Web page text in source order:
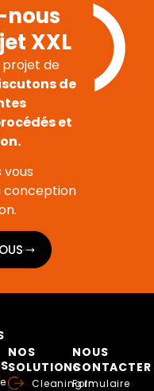
XXL
projet de
de
et
vous
conception
NOS
SOLUTIONS
Cleaning In
NOUS
CONTACTER
Formulaire